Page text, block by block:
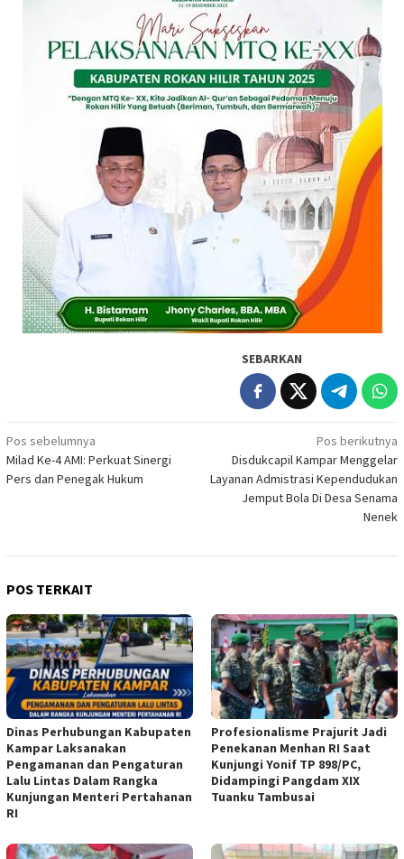
SEBARKAN
Navigasi
pos
Pos sebelumnya
Milad Ke-4 AMI: Perkuat Sinergi
Pers dan Penegak Hukum
Pos berikutnya
Disdukcapil Kampar Menggelar
Layanan Admistrasi Kependudukan
Jemput Bola Di Desa Senama
Nenek
POS TERKAIT
Dinas Perhubungan Kabupaten
Kampar Laksanakan
Pengamanan dan Pengaturan
Lalu Lintas Dalam Rangka
Kunjungan Menteri Pertahanan
RI
Profesionalisme Prajurit Jadi
Penekanan Menhan RI Saat
Kunjungi Yonif TP 898/PC,
Didampingi Pangdam XIX
Tuanku Tambusai